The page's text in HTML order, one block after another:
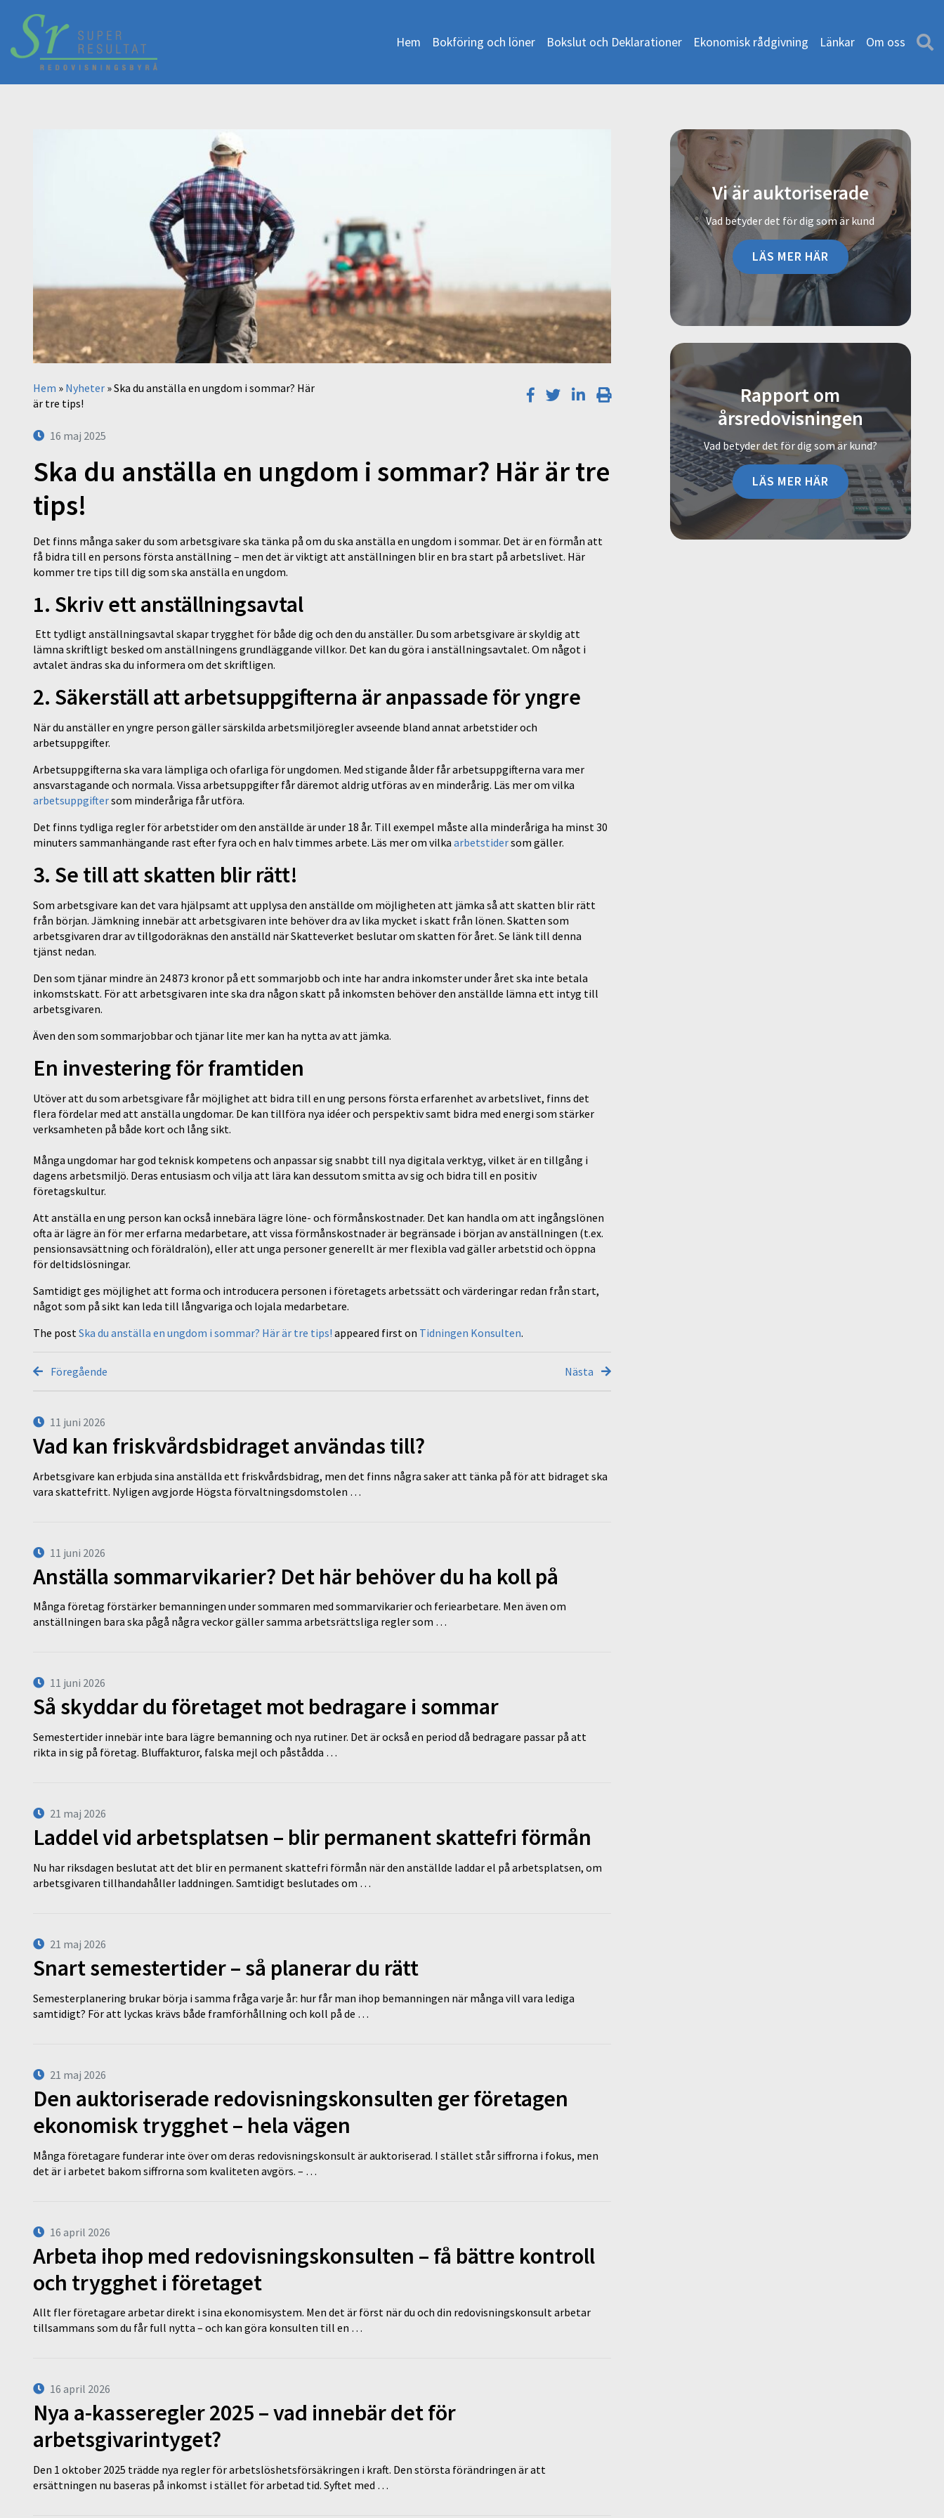
Hem Bokföring och löner Bokslut och Deklarationer Ekonomisk rådgivning Länkar Om oss
Hem » Nyheter »Ska du anställa en ungdom i sommar? Här
är tre tips!
16 maj 2025
Ska du anställa en ungdom i sommar? Här är tre
tips!
Det finns många saker du som arbetsgivare ska tänka på om du ska anställa en ungdom i sommar. Det är en förmån att
få bidra till en persons första anställning – men det är viktigt att anställningen blir en bra start på arbetslivet. Här
kommer tre tips till dig som ska anställa en ungdom.
1. Skriv ett anställningsavtal
Ett tydligt anställningsavtal skapar trygghet för både dig och den du anställer. Du som arbetsgivare är skyldig att
lämna skriftligt besked om anställningens grundläggande villkor. Det kan du göra i anställningsavtalet. Om något i
avtalet ändras ska du informera om det skriftligen.
2. Säkerställ att arbetsuppgifterna är anpassade för yngre
När du anställer en yngre person gäller särskilda arbetsmiljöregler avseende bland annat arbetstider och
arbetsuppgifter.
Arbetsuppgifterna ska vara lämpliga och ofarliga för ungdomen. Med stigande ålder får arbetsuppgifterna vara mer
ansvarstagande och normala. Vissa arbetsuppgifter får däremot aldrig utföras av en minderårig. Läs mer om vilka
arbetsuppgiftersom minderåriga får utföra.
Det finns tydliga regler för arbetstider om den anställde är under 18 år. Till exempel måste alla minderåriga ha minst 30
minuters sammanhängande rast efter fyra och en halv timmes arbete. Läs mer om vilka arbetstidersom gäller.
3. Se till att skatten blir rätt!
Som arbetsgivare kan det vara hjälpsamt att upplysa den anställde om möjligheten att jämka så att skatten blir rätt
från början. Jämkning innebär att arbetsgivaren inte behöver dra av lika mycket i skatt från lönen. Skatten som
arbetsgivaren drar av tillgodoräknas den anställd när Skatteverket beslutar om skatten för året. Se länk till denna
tjänst nedan.
Den som tjänar mindre än 24 873 kronor på ett sommarjobb och inte har andra inkomster under året ska inte betala
inkomstskatt. För att arbetsgivaren inte ska dra någon skatt på inkomsten behöver den anställde lämna ett intyg till
arbetsgivaren.
Även den som sommarjobbar och tjänar lite mer kan ha nytta av att jämka.
En investering för framtiden
Utöver att du som arbetsgivare får möjlighet att bidra till en ung persons första erfarenhet av arbetslivet, finns det
flera fördelar med att anställa ungdomar. De kan tillföra nya idéer och perspektiv samt bidra med energi som stärker
verksamheten på både kort och lång sikt.
Många ungdomar har god teknisk kompetens och anpassar sig snabbt till nya digitala verktyg, vilket är en tillgång i
dagens arbetsmiljö. Deras entusiasm och vilja att lära kan dessutom smitta av sig och bidra till en positiv
företagskultur.
Att anställa en ung person kan också innebära lägre löne- och förmånskostnader. Det kan handla om att ingångslönen
ofta är lägre än för mer erfarna medarbetare, att vissa förmånskostnader är begränsade i början av anställningen (t.ex.
pensionsavsättning och föräldralön), eller att unga personer generellt är mer flexibla vad gäller arbetstid och öppna
för deltidslösningar.
Samtidigt ges möjlighet att forma och introducera personen i företagets arbetssätt och värderingar redan från start,
något som på sikt kan leda till långvariga och lojala medarbetare.
The post Ska du anställa en ungdom i sommar? Här är tre tips! appeared first on Tidningen Konsulten.
Föregående Nästa
11 juni 2026
Vad kan friskvårdsbidraget användas till?
Arbetsgivare kan erbjuda sina anställda ett friskvårdsbidrag, men det finns några saker att tänka på för att bidraget ska
vara skattefritt. Nyligen avgjorde Högsta förvaltningsdomstolen …
11 juni 2026
Anställa sommarvikarier? Det här behöver du ha koll på
Många företag förstärker bemanningen under sommaren med sommarvikarier och feriearbetare. Men även om
anställningen bara ska pågå några veckor gäller samma arbetsrättsliga regler som …
11 juni 2026
Så skyddar du företaget mot bedragare i sommar
Semestertider innebär inte bara lägre bemanning och nya rutiner. Det är också en period då bedragare passar på att
rikta in sig på företag. Bluffakturor, falska mejl och påstådda …
21 maj 2026
Laddel vid arbetsplatsen – blir permanent skattefri förmån
Nu har riksdagen beslutat att det blir en permanent skattefri förmån när den anställde laddar el på arbetsplatsen, om
arbetsgivaren tillhandahåller laddningen. Samtidigt beslutades om …
21 maj 2026
Snart semestertider – så planerar du rätt
Semesterplanering brukar börja i samma fråga varje år: hur får man ihop bemanningen när många vill vara lediga
samtidigt? För att lyckas krävs både framförhållning och koll på de …
21 maj 2026
Den auktoriserade redovisningskonsulten ger företagen
ekonomisk trygghet – hela vägen
Många företagare funderar inte över om deras redovisningskonsult är auktoriserad. I stället står siffrorna i fokus, men
det är i arbetet bakom siffrorna som kvaliteten avgörs. – …
16 april 2026
Arbeta ihop med redovisningskonsulten – få bättre kontroll
och trygghet i företaget
Allt fler företagare arbetar direkt i sina ekonomisystem. Men det är först när du och din redovisningskonsult arbetar
tillsammans som du får full nytta – och kan göra konsulten till en …
16 april 2026
Nya a-kasseregler 2025 – vad innebär det för
arbetsgivarintyget?
Den 1 oktober 2025 trädde nya regler för arbetslöshetsförsäkringen i kraft. Den största förändringen är att
ersättningen nu baseras på inkomst i stället för arbetad tid. Syftet med …
Vi är auktoriserade
Vad betyder det för dig som är kund
LÄS MER HÄR
Rapport om
årsredovisningen
Vad betyder det för dig som är kund?
LÄS MER HÄR